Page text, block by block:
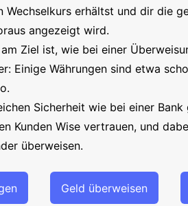
Wechselkurs erhältst und dir die
angezeigt wird.
Ziel ist, wie bei einer
Einige Währungen sind etwa
Sicherheit wie bei einer
Kunden Wise vertrauen, und
überweisen.
Geld überweisen